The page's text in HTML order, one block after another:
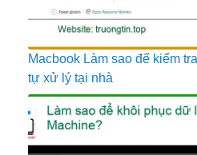
Macbook Làm sao để kiểm
tự xử lý tại nhà